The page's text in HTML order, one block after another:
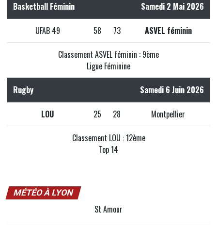
Basketball Féminin Samedi 2 Mai 2026
UFAB 49 58 73 ASVEL féminin
Classement ASVEL féminin : 9ème
Ligue Féminine
Rugby Samedi 6 Juin 2026
LOU 25 28 Montpellier
Classement LOU : 12ème
Top 14
MÉTÉO À LYON
St Amour